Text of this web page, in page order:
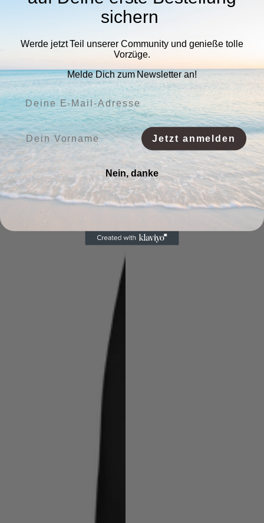
Tasse -find me on the
water-
Preis
Unisex T-Shirt CRAFTER -
find me on the water-
Normaler
Preis
33,00€
sichern
Werde jetzt Teil unserer Community und genieße tolle
Vorzüge.
Melde Dich zum Newsletter an!
Deine E-Mail-Adresse:
Vorname:
Jetzt anmelden
Nein, danke